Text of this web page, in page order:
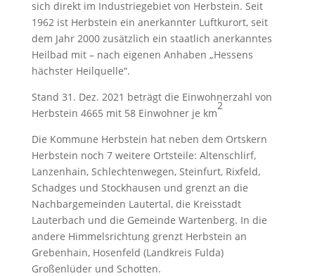
sich direkt im Industriegebiet von Herbstein. Seit
1962 ist Herbstein ein anerkannter Luftkurort, seit
dem Jahr 2000 zusätzlich ein staatlich anerkanntes
Heilbad mit – nach eigenen Anhaben „Hessens
hächster Heilquelle“.
Stand 31. Dez. 2021 beträgt die Einwohnerzahl von
Herbstein 4665 mit 58 Einwohner je km
2
Die Kommune Herbstein hat neben dem Ortskern
Herbstein noch 7 weitere Ortsteile: Altenschlirf,
Lanzenhain, Schlechtenwegen, Steinfurt, Rixfeld,
Schadges und Stockhausen und grenzt an die
Nachbargemeinden Lautertal, die Kreisstadt
Lauterbach und die Gemeinde Wartenberg. In die
andere Himmelsrichtung grenzt Herbstein an
Grebenhain, Hosenfeld (Landkreis Fulda)
Großenlüder und Schotten.